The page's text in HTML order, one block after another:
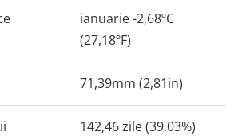
ianuarie -2,68ºC
(27,18ºF)
71,39mm (2,81in)
142,46 zile (39,03%)